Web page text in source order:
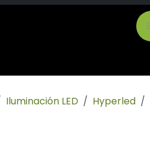
Iluminación LED Hyperled